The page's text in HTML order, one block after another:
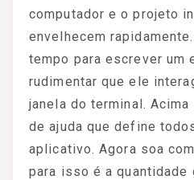
computador e o projeto
envelhecem
tempo para escrever um
rudimentar que ele
janela do terminal.
de ajuda que define
aplicativo. Agora soa
para isso é a quantidade